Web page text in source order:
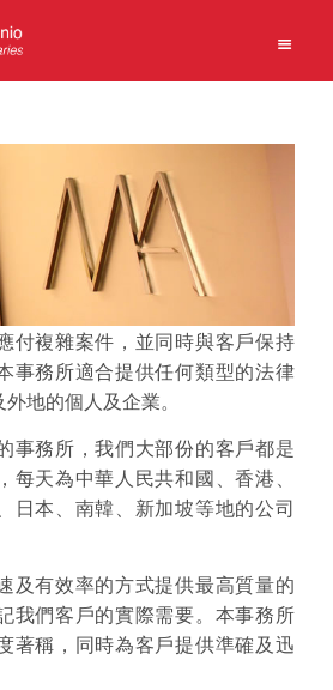
付複雜案件，並同時與客戶保持
事務所適合提供任何類型的法律
地的個人及企業。
事務所，我們大部份的客戶都是
每天為中華人民共和國、香港、
日本、南韓、新加坡等地的公司
及有效率的方式提供最高質量的
我們客戶的實際需要。本事務所
著稱，同時為客戶提供準確及迅